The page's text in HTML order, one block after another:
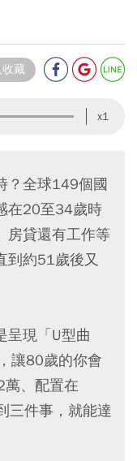
藏
x1
？全球149個國
在20至34歲時
房貸還有工作等
到約51歲後又
呈現「U型曲
讓80歲的你會
、配置在
件事，就能達